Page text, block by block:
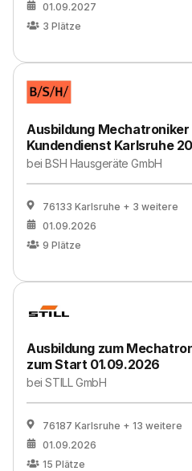
01.09.2027
3 Plätze
Ausbildung
Kundendienst Karlsruhe
beiBSH Hausgeräte GmbH
76133 Karlsruhe + 3 weitere
01.09.2026
9 Plätze
Ausbildung zum
zum Start 01.09.2026
beiSTILL GmbH
76187 Karlsruhe + 13 weitere
01.09.2026
15 Plätze